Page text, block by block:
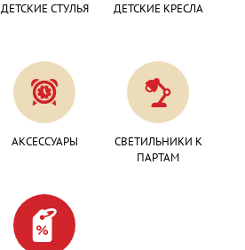
ДЕТСКИЕ СТУЛЬЯ ДЕТСКИЕ КРЕСЛА
АКСЕССУАРЫ
СВЕТИЛЬНИКИ К
ПАРТАМ